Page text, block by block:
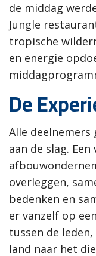
de middag
Jungle
tropische
en energie
De
Alle
aan de slag.
overleggen,
bedenken en
er vanzelf op
tussen de
land naar het